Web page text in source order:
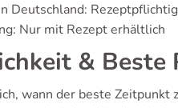
Deutschland: Rezeptpflichtig
Nur mit Rezept erhältlich
& Beste
wann der beste